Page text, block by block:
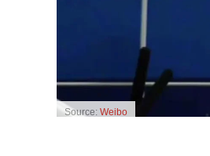
Source: Weibo